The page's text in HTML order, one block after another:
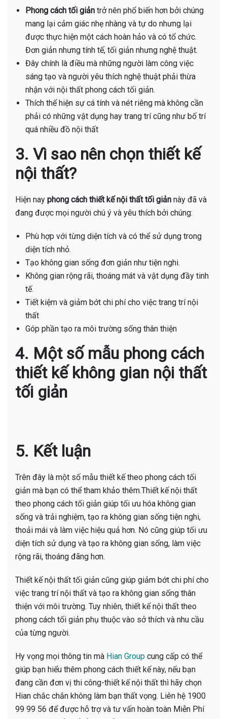
Phong cách tối giản trở nên phổ biến hơn bởi chúng
mang lại cảm giác nhẹ nhàng và tự do nhưng lại
được thực hiện một cách hoàn hảo và có tổ chức.
Đơn giản nhưng tính tế, tối giản nhưng nghệ thuật.
Đây chính là điều mà những người làm công việc
sáng tạo và người yêu thích nghệ thuật phải thừa
nhận với nội thất phong cách tối giản.
Thích thể hiện sự cá tính và nét riêng mà không cần
phải có những vật dụng hay trang trí cũng như bố trí
quá nhiều đồ nội thất
3. Vì sao nên chọn thiết kế
nội thất?
Hiện nay phong cách thiết kế nội thất tối giản này đã và
đang được mọi người chú ý và yêu thích bởi chúng:
Phù hợp với từng diện tích và có thể sử dụng trong
diện tích nhỏ.
Tạo không gian sống đơn giản như tiện nghi.
Không gian rộng rãi, thoáng mát và vật dụng đầy tinh
tế.
Tiết kiệm và giảm bớt chi phí cho việc trang trí nội
thất
Góp phần tạo ra môi trường sống thân thiện
4. Một số mẫu phong cách
thiết kế không gian nội thất
tối giản
5. Kết luận
Trên đây là một số mẫu thiết kế theo phong cách tối
giản mà bạn có thể tham khảo thêm.Thiết kế nội thất
theo phong cách tối giản giúp tối ưu hóa không gian
sống và trải nghiệm, tạo ra không gian sống tiện nghi,
thoải mái và làm việc hiệu quả hơn. Nó cũng giúp tối ưu
diện tích sử dụng và tạo ra không gian sống, làm việc
rộng rãi, thoáng đãng hơn.
Thiết kế nội thất tối giản cũng giúp giảm bớt chi phí cho
việc trang trí nội thất và tạo ra không gian sống thân
thiện với môi trường. Tuy nhiên, thiết kế nội thất theo
phong cách tối giản phụ thuộc vào sở thích và nhu cầu
của từng người.
Hy vọng mọi thông tin mà Hian Group cung cấp có thể
giúp bạn hiểu thêm phong cách thiết kế này, nếu bạn
đang cần đơn vị thi công-thiết kế nội thất thì hãy chọn
Hian chắc chắn không làm bạn thất vọng. Liên hệ 1900
99 99 56 để được hỗ trợ và tư vấn hoàn toàn Miễn Phí